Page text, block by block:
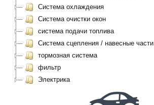
Система охлаждения
Система очистки окон
система подачи топлива
Система сцепления / навесные части
тормозная система
фильтр
Электрика